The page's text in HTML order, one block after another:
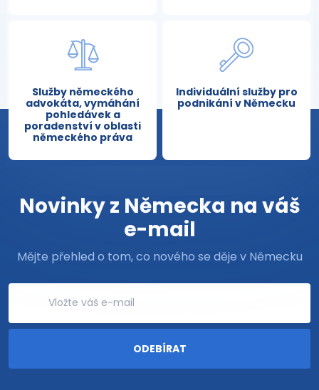
Služby německého
advokáta, vymáhání
pohledávek a
poradenství v oblasti
německého práva
Individuální služby pro
podnikání v Německu
Novinky z Německa na váš
e-mail
Mějte přehled o tom, co nového se děje v Německu